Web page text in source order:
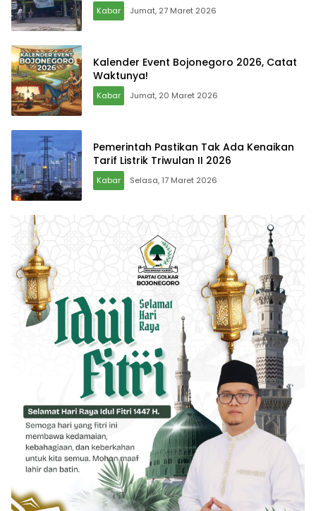
Kabar Jumat, 27 Maret 2026
Kalender Event Bojonegoro 2026, Catat
Waktunya!
Kabar Jumat, 20 Maret 2026
Pemerintah Pastikan Tak Ada Kenaikan
Tarif Listrik Triwulan II 2026
Kabar Selasa, 17 Maret 2026